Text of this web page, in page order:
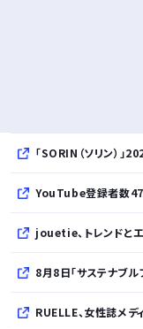
「SORIN（ソリン）」2026年秋の最新コレ
YouTube登録者数47万人超のファッションデ
jouetie、トレンドとエ
8月8日「サステナブルファッション
RUELLE、女性誌メデ